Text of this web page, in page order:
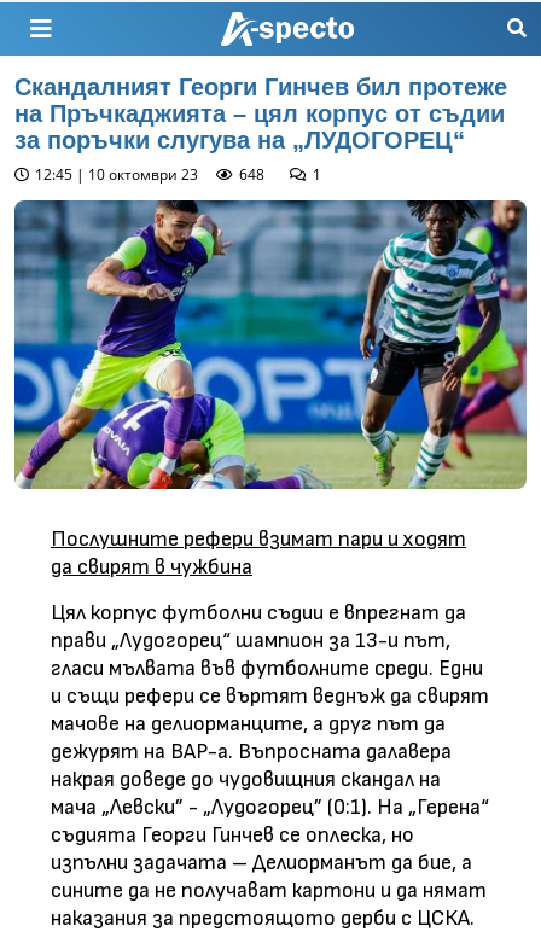
Скандалният Георги Гинчев бил протеже
на Пръчкаджията – цял корпус от съдии
за поръчки слугува на „ЛУДОГОРЕЦ“
12:45 | 10 октомври 23 648 1
Послушните рефери взимат пари и ходят
да свирят в чужбина
Цял корпус футболни съдии е впрегнат да
прави „Лудогорец“ шампион за 13-и път,
гласи мълвата във футболните среди. Едни
и същи рефери се въртят веднъж да свирят
мачове на делиорманците, а друг път да
дежурят на ВАР-а. Въпросната далавера
накрая доведе до чудовищния скандал на
мача „Левски” - „Лудогорец” (0:1). На „Герена“
съдията Георги Гинчев се оплеска, но
изпълни задачата – Делиорманът да бие, а
сините да не получават картони и да нямат
наказания за предстоящото дерби с ЦСКА.